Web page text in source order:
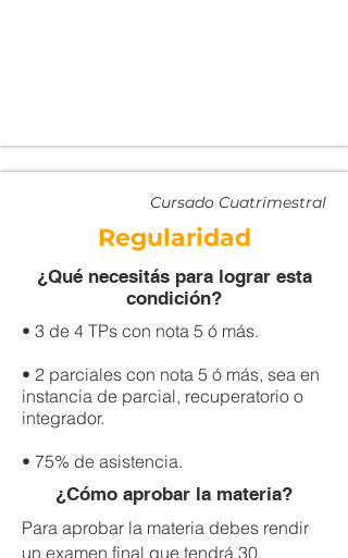
Cursado Cuatrimestral
Regularidad
¿Qué necesitás para lograr esta
condición?
• 3 de 4 TPs con nota 5 ó más.
• 2 parciales con nota 5 ó más, sea en
instancia de parcial, recuperatorio o
integrador.
• 75% de asistencia.
¿Cómo aprobar la materia?
Para aprobar la materia debes rendir
un examen final que tendrá 30